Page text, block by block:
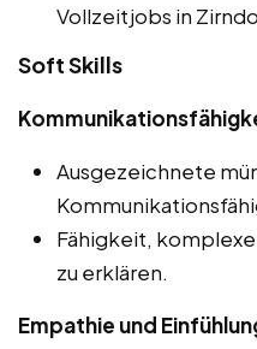
Vollzeitjobs in
Soft Skills
Ausgezeichnete
Fähigkeit,
zu erklären.
Empathie und